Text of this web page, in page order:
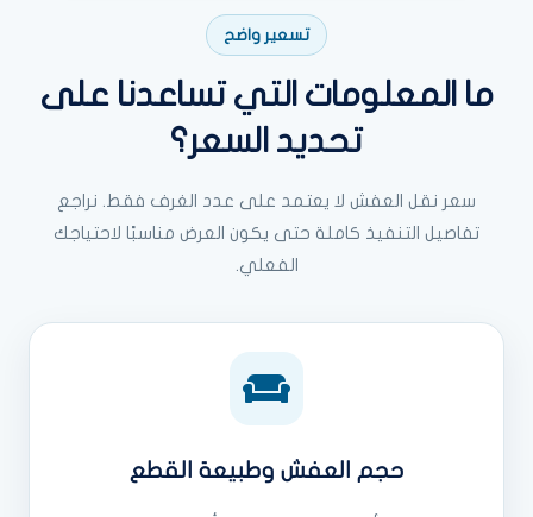
تسعير واضح
ما المعلومات التي تساعدنا على
تحديد السعر؟
سعر نقل العفش لا يعتمد على عدد الغرف فقط. نراجع
تفاصيل التنفيذ كاملة حتى يكون العرض مناسبًا لاحتياجك
الفعلي.
حجم العفش وطبيعة القطع